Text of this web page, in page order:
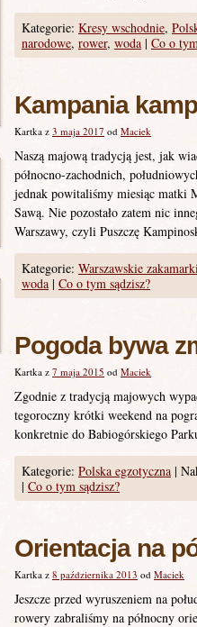
Kategorie: Kresy wschodnie,
narodowe, rower, woda | Co o
Kampania
Kartka z 3 maja 2017 od Maciek
Naszą majową tradycją jest, jak
północno-zachodnich,
jednak powitaliśmy miesiąc matki
Sawą. Nie pozostało zatem nic
Warszawy, czyli Puszczę
Kategorie: Warszawskie
woda | Co o tym sądzisz?
Pogoda bywa
Kartka z 7 maja 2015 od Maciek
Zgodnie z tradycją majowych
tegoroczny krótki weekend na
konkretnie do Babiogórskiego
Kategorie: Polska egzotyczna |
| Co o tym sądzisz?
Orientacja na
Kartka z 8 października 2013 od Maciek
Jeszcze przed wyruszeniem na
rowery zabraliśmy na północny